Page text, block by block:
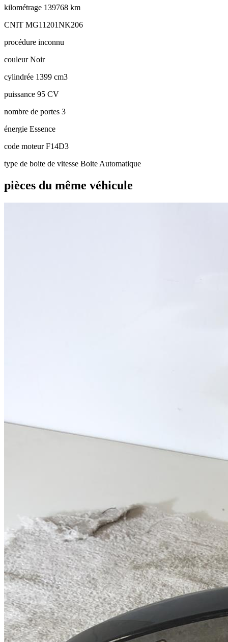
kilométrage 139768 km
CNIT MG11201NK206
procédure inconnu
couleurNoir
cylindrée 1399 cm3
puissance 95 CV
nombre de portes 3
énergie Essence
code moteurF14D3
type de boite de vitesse Boite Automatique
pièces du même véhicule